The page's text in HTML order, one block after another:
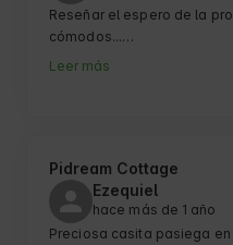
Reseñar el espero de la
cómodos...
Loft con todo lo necesario
Leer más
Pidream Cottage
Ezequiel
hace más de 1 año
Preciosa casita pasiega